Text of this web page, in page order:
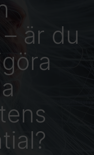
är du